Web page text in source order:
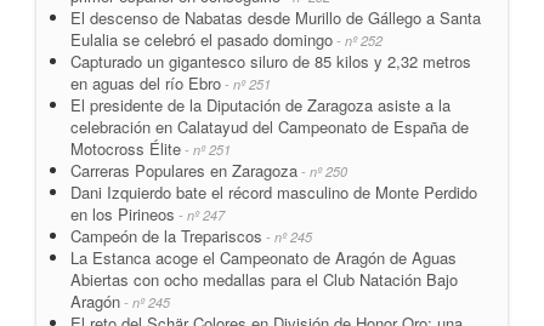
El descenso de Nabatas desde Murillo de Gállego a Santa
Eulalia se celebró el pasado domingo - nº 252
Capturado un gigantesco siluro de 85 kilos y 2,32 metros
en aguas del río Ebro - nº 251
El presidente de la Diputación de Zaragoza asiste a la
celebración en Calatayud del Campeonato de España de
Motocross Élite - nº 251
Carreras Populares en Zaragoza - nº 250
Dani Izquierdo bate el récord masculino de Monte Perdido
en los Pirineos - nº 247
Campeón de la Trepariscos - nº 245
La Estanca acoge el Campeonato de Aragón de Aguas
Abiertas con ocho medallas para el Club Natación Bajo
Aragón - nº 245